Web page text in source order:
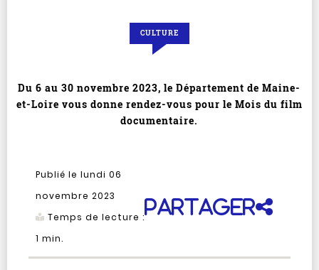
CULTURE
Du 6 au 30 novembre 2023, le Département de Maine-
et-Loire vous donne rendez-vous pour le Mois du film
documentaire.
Publié le lundi 06
novembre 2023
Temps de lecture :
1 min.
Partager